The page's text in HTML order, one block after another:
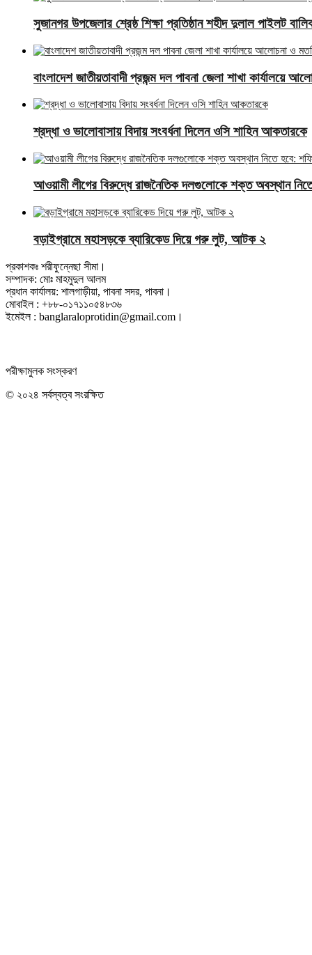
সুজানগর উপজেলার শ্রেষ্ঠ শিক্ষা প্রতিষ্ঠান শহীদ দুলাল পাইলট
বাংলাদেশ জাতীয়তাবাদী প্রজন্ম দল পাবনা জেলা শাখা কার্যালয়ে
শ্রদ্ধা ও ভালোবাসায় বিদায় সংবর্ধনা দিলেন ওসি শাহিন আকতারকে
আওয়ামী লীগের বিরুদ্ধে রাজনৈতিক দলগুলোকে শক্ত অবস্থান
বড়াইগ্রামে মহাসড়কে ব্যারিকেড দিয়ে গরু লুট, আটক ২
প্রকাশকঃ শরীফুন্নেছা সীমা।
সম্পাদক: মোঃ মাহমুদুল আলম
প্রধান কার্যালয়: শালগাড়ীয়া, পাবনা সদর, পাবনা।
মোবাইল : +৮৮-০১৭১১০৫৪৮৩৬
ইমেইল : banglaraloprotidin@gmail.com।
পরীক্ষামুলক সংস্করণ
© ২০২৪ সর্বস্বত্ব সংরক্ষিত